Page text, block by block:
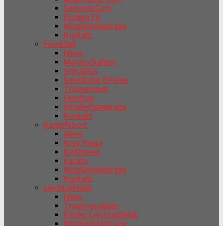
SeniorenGym
Rücken Fit
Mitgliedsbeiträge
Kontakt
Handball
News
Mannschaften
SchulAGs
Sportliche Erfolge
TrainerInnen
Fanshop
Mitgliedsbeiträge
Kontakt
Kampfsport
News
Krav Maga
Kickboxen
Karate
Mitgliedsbeiträge
Kontakt
Leichtathletik
News
Trainingszeiten
Kinder-Leichtathletik
Mitgliedsbeiträge